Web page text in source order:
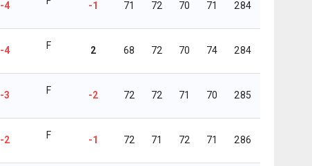
-4 -1 71 72 70 71 284
-4 F 2 68 72 70 74 284
-3 F -2 72 72 71 70 285
-2 F -1 72 71 72 71 286